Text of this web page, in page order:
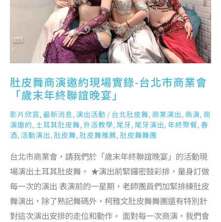
肚皮舞商演邀約現場實錄-台北市商業會
「歲末年終聯誼晚宴」
影片欣賞,最新消息,演出活動 /台北肚皮舞,商業演出,商演,商
演邀約,土耳其肚皮舞,外派教學,尾牙,尾牙演出,年終聚餐,春
酒,活動演出,肚皮舞,肚皮舞推薦,肚皮舞舞團
台北市商業會，請我們於「歲末年終聯誼晚宴」的活動現
場演出土耳其肚皮舞。 ★演出前緊鑼密鼓彩排，量身訂做
每一次的演出 表演前的一星期，老師團員們加緊排練肚皮
舞演出，除了熟記舞碼外，柯雅文肚皮舞舞團還有特別針
對這次演出安排的走位和動作。 面對每一次商演，我們會
宴」